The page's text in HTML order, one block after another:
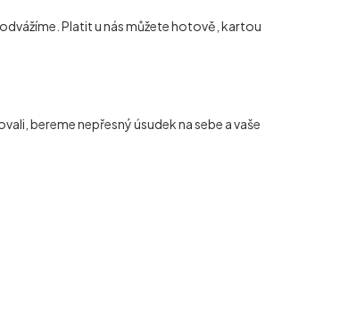
Platit u nás můžete hotově, kartou
bereme nepřesný úsudek na sebe a vaše